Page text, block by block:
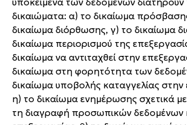
δικαιώματα: α) το δικαίωμα
δικαίωμα διόρθωσης, γ) το δικαίωμα
δικαίωμα περιορισμού της
δικαίωμα να αντιταχθεί στην
δικαίωμα στη φορητότητα των
δικαίωμα υποβολής καταγγελίας
η) το δικαίωμα ενημέρωσης σχετικά
τη διαγραφή προσωπικών δεδομένων